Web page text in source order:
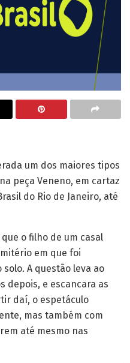
um dos maiores tipos
peça Veneno, em cartaz
do Rio de Janeiro, até
o filho de um casal
em que foi
A questão leva ao
depois, e escancara as
daí, o espetáculo
mas também com
até mesmo nas